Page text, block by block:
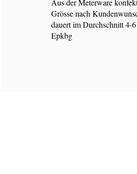
Grösse nach
dauert im Durchschnitt 4-
Epkbg